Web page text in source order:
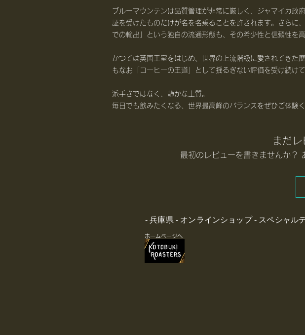
ブルーマウンテンは品質管理が非常に厳しく、ジャマイカ政
証を受けたものだけが名を名乗ることを許されます。さらに
での輸出」という独自の流通形態も、その希少性と信頼性を高
かつては英国王室をはじめ、世界の上流階級に愛されてきた
もなお「コーヒーの王道」として揺るぎない評価を受け続けて
派手さではなく、静かな上質。
毎日でも飲みたくなる、世界最高峰のバランスをぜひご体験く
まだレ
最初のレビューを書きませんか？
- 兵庫県 - オンラインショップ - スペシャル
ホームページへ